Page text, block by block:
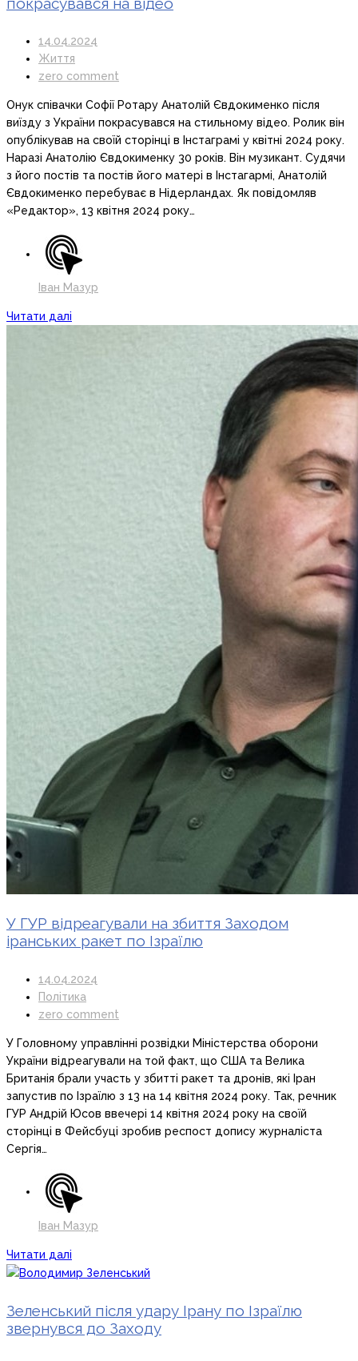
14.04.2024
Життя
zero comment
Онук співачки Софії Ротару Анатолій Євдокименко після
виїзду з України покрасувався на стильному відео. Ролик він
опублікував на своїй сторінці в Інстаграмі у квітні 2024 року.
Наразі Анатолію Євдокименку 30 років. Він музикант. Судячи
з його постів та постів його матері в Інстагармі, Анатолій
Євдокименко перебуває в Нідерландах. Як повідомляв
«Редактор», 13 квітня 2024 року…
Іван Мазур
Читати далі
У ГУР відреагували на збиття Заходом
іранських ракет по Ізраїлю
14.04.2024
Політика
zero comment
У Головному управлінні розвідки Міністерства оборони
України відреагували на той факт, що США та Велика
Британія брали участь у збитті ракет та дронів, які Іран
запустив по Ізраїлю з 13 на 14 квітня 2024 року. Так, речник
ГУР Андрій Юсов ввечері 14 квітня 2024 року на своїй
сторінці в Фейсбуці зробив респост допису журналіста
Сергія…
Іван Мазур
Читати далі
Зеленський після удару Ірану по Ізраїлю
звернувся до Заходу